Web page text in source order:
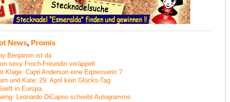
News, Promis
Benjamin ist da
sexy Froch-Freundin veräppelt
Klage: Capri Anderson eine Erpresserin ?
und Kate: 29. April kein Glücks-Tag
in Europa
Leonardo DiCaprio schreibt Autogramme